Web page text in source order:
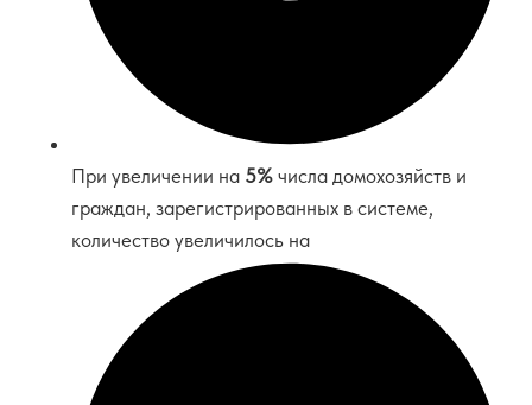
При увеличении на 5% числа домохозяйств и
граждан, зарегистрированных в системе,
количество увеличилось на